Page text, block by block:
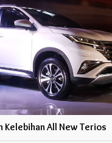
Kelebihan All New Terios